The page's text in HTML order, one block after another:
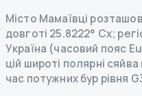
Місто Мамаївці
довготі 25.8222° Сх;
Україна (часовий пояс
цій широті полярні
час потужних бур рівня